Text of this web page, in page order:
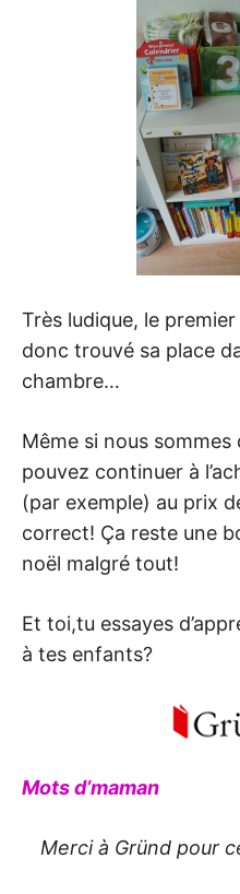
Très ludique, le
donc trouvé sa place
chambre…
Même si nous
pouvez continuer à
(par exemple) au prix
correct! Ça reste une
noël malgré tout!
Et toi,tu essayes
à tes enfants?
Mots d’maman
Merci à Gründ pour